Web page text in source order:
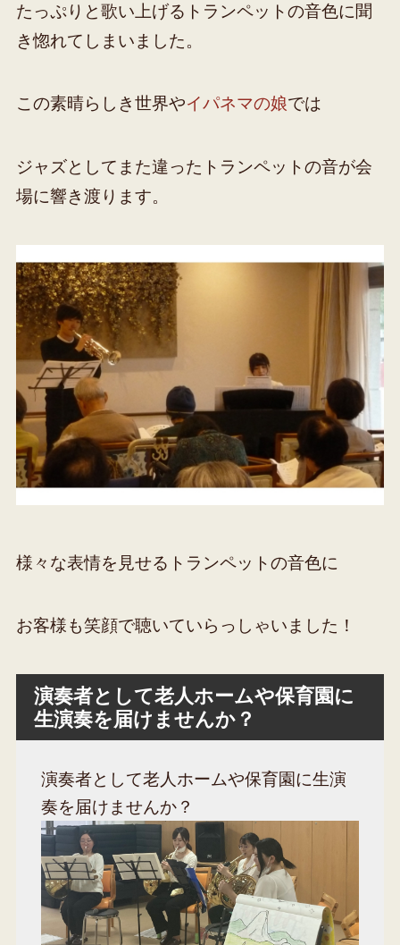
たっぷりと歌い上げるトランペットの音色に聞
き惚れてしまいました。
この素晴らしき世界やイパネマの娘では
ジャズとしてまた違ったトランペットの音が会
場に響き渡ります。
様々な表情を見せるトランペットの音色に
お客様も笑顔で聴いていらっしゃいました！
演奏者として老人ホームや保育園に
生演奏を届けませんか？
演奏者として老人ホームや保育園に生演
奏を届けませんか？